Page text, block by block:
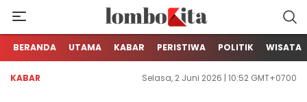
LOMBOKita
Media Berita Online dari Lombok
BERANDA UTAMA KABAR PERISTIWA POLITIK WISATA
KABAR Selasa, 2 Juni 2026 | 10:52 GMT+0700